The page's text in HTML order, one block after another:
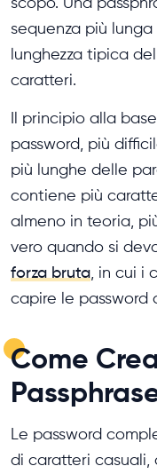
sequenza più
lunghezza tipica
caratteri.
Il principio alla
password, più
più lunghe delle
contiene più
almeno in teoria,
vero quando si
forza bruta, in cui i
capire le password
Come
Le password
di caratteri casuali,